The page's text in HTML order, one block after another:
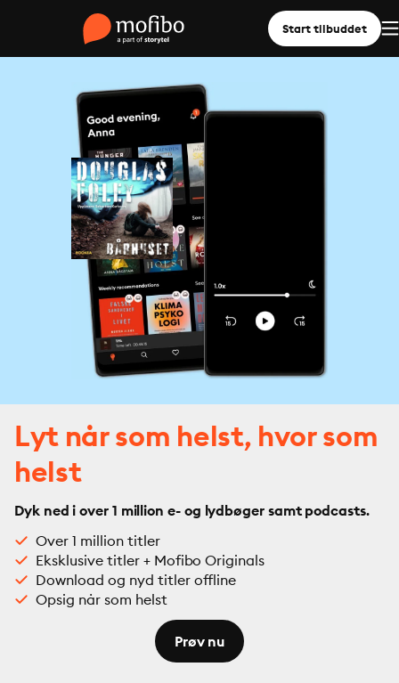
Start tilbuddet
Lyt når som helst, hvor som
helst
Dyk ned i over 1 million e- og lydbøger samt podcasts.
Over 1 million titler
Eksklusive titler + Mofibo Originals
Download og nyd titler offline
Opsig når som helst
Prøv nu